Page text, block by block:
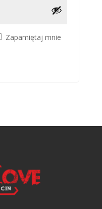
Zapamiętaj mnie